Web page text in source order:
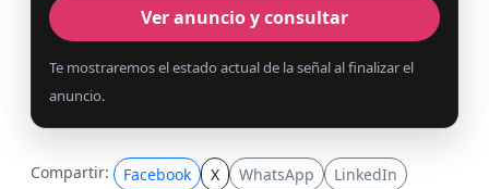
Ver anuncio y consultar
Te mostraremos el estado actual de la señal al finalizar el
anuncio.
Compartir: Facebook X WhatsApp LinkedIn